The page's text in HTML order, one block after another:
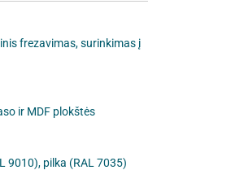
frezavimas, surinkimas į
ir MDF plokštės
9010), pilka (RAL 7035)